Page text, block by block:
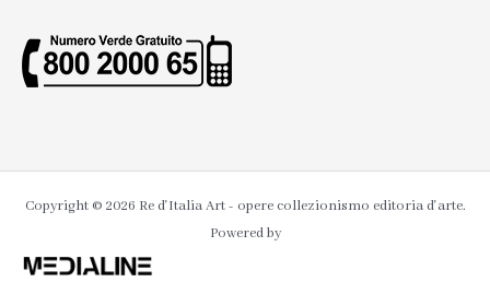
Copyright © 2026 Re d'Italia Art - opere collezionismo editoria d'arte.
Powered by